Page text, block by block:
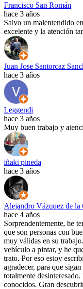
Francisco San Román
hace 3 años
Salvo un malentendido
excelente y la atención
Juan Jose Santorcaz
hace 3 años
Leggendi
hace 3 años
Muy buen trabajo y
iñaki pineda
hace 3 años
Alejandro Vázquez de la
hace 4 años
Sorprendentemente, he
que son personas con
muy válidas en su
vehículo a pintar, y he
trato. Por eso estoy
agradecer, para que
totalmente
conocidos. Gran